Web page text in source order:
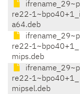
ifrename_29~p
re22-1~bpo40+1_i
a64.deb
ifrename_29~p
re22-1~bpo40+1_
mips.deb
ifrename_29~p
re22-1~bpo40+1_
mipsel.deb